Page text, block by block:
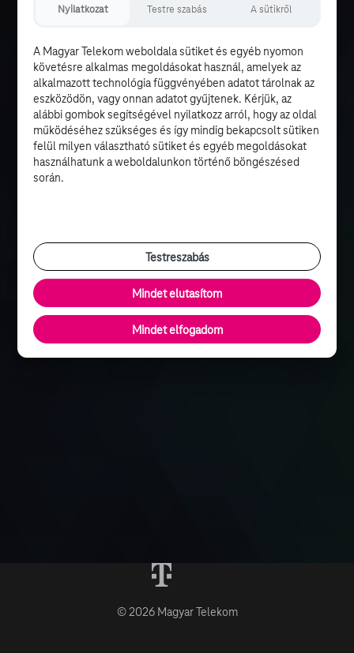
© 2026 Magyar Telekom
Nyilatkozat Testre szabás A sütikről
A Magyar Telekom weboldala sütiket és egyéb nyomon
követésre alkalmas megoldásokat használ, amelyek az
alkalmazott technológia függvényében adatot tárolnak az
eszközödön, vagy onnan adatot gyűjtenek. Kérjük, az
alábbi gombok segítségével nyilatkozz arról, hogy az oldal
működéséhez szükséges és így mindig bekapcsolt sütiken
felül milyen választható sütiket és egyéb megoldásokat
használhatunk a weboldalunkon történő böngészésed
során.
Testreszabás
Mindet elutasítom
Mindet elfogadom